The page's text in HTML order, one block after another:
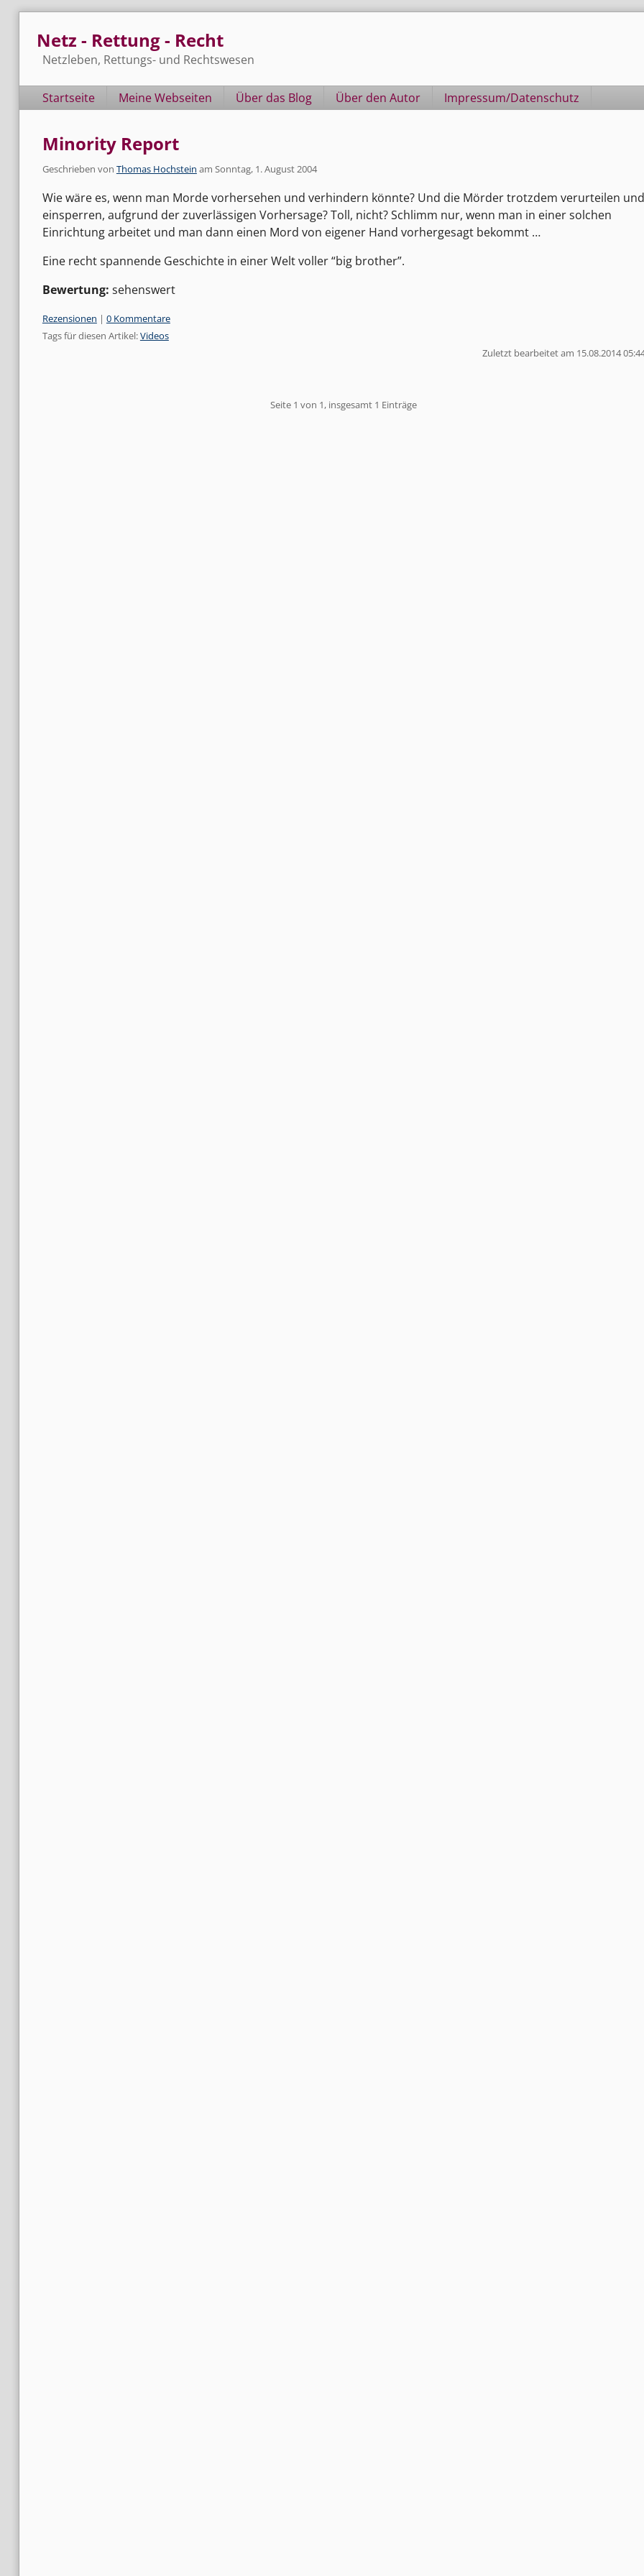
Netz - Rettung - Recht
Netzleben, Rettungs- und Rechtswesen
Navigation
Startseite Meine Webseiten Über das Blog Über den Autor Impressum/Datenschutz
Minority Report
Geschrieben von Thomas Hochstein am Sonntag, 1. August 2004
Wie wäre es, wenn man Morde vorhersehen und verhindern könnte? Und die Mörder trotzdem verurteilen und
einsperren, aufgrund der zuverlässigen Vorhersage? Toll, nicht? Schlimm nur, wenn man in einer solchen
Einrichtung arbeitet und man dann einen Mord von eigener Hand vorhergesagt bekommt …
Eine recht spannende Geschichte in einer Welt voller “big brother”.
Bewertung: sehenswert
Kategorien:
Rezensionen | 0 Kommentare
Tags für diesen Artikel:Videos
Zuletzt bearbeitet am 15.08.2014
Seite 1 von 1, insgesamt 1 Einträge